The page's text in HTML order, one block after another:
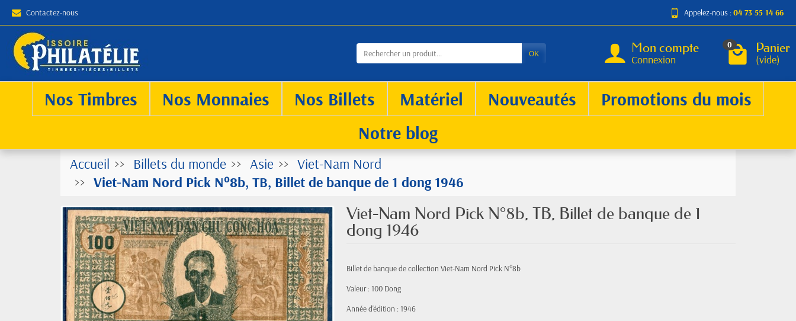
Contactez-nous Appelez-nous :04 73 55 14 66
OK Mon compte
Connexion
0 Panier
(vide)
Nos Timbres Nos Monnaies Nos Billets Matériel Nouveautés
Promotions du mois
Notre blog
Accueil Billets du monde Asie
Viet-Nam Nord
Viet-Nam Nord Pick N°8b, TB, Billet de banque de 1 dong 1946
Viet-Nam Nord Pick N°8b, TB, Billet de banque de 1
dong 1946
Billet de banque de collection Viet-Nam Nord Pick N°8b
Valeur : 100 Dong
Année d'édition : 1946